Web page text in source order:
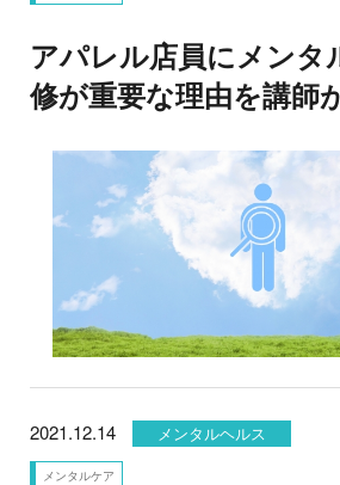
アパレル店員にメンタ
修が重要な理由を講師
2021.12.14 メンタルヘルス
メンタルケア